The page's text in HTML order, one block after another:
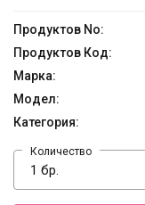
Продуктов No:
Продуктов Код:
Марка:
Модел:
Категория:
Количество